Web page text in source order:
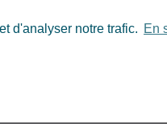
d'analyser notre trafic. En